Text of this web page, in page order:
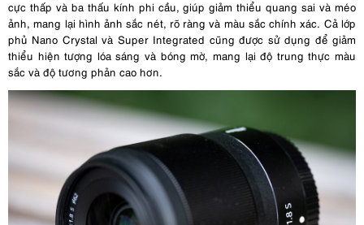
cực thấp và ba thấu kính phi cầu, giúp giảm thiểu quang sai và méo
ảnh, mang lại hình ảnh sắc nét, rõ ràng và màu sắc chính xác. Cả lớp
phủ Nano Crystal và Super Integrated cũng được sử dụng để giảm
thiểu hiện tượng lóa sáng và bóng mờ, mang lại độ trung thực màu
sắc và độ tương phản cao hơn.